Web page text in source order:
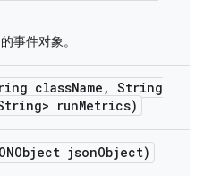
事件对象。
className , String
runMetrics)
jsonObject)